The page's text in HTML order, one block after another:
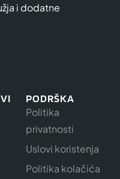
i dodatne
PODRŠKA
Politika
privatnosti
Uslovi koristenja
Politika kolačića